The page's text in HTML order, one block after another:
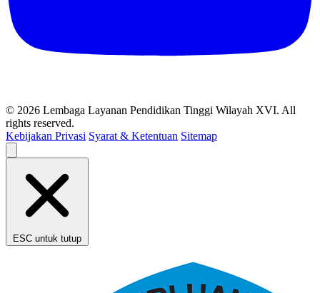
© 2026 Lembaga Layanan Pendidikan Tinggi Wilayah XVI. All
rights reserved.
Kebijakan Privasi Syarat & Ketentuan Sitemap
ESC untuk tutup